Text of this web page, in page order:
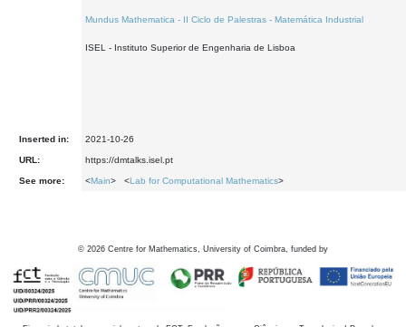
Mundus Mathematica - II Ciclo de Palestras - Matemática Industrial
ISEL - Instituto Superior de Engenharia de Lisboa
Inserted in: 2021-10-26
URL: https://dmtalks.isel.pt
See more: <Main> <Lab for Computational Mathematics>
© 2026 Centre for Mathematics, University of Coimbra, funded by